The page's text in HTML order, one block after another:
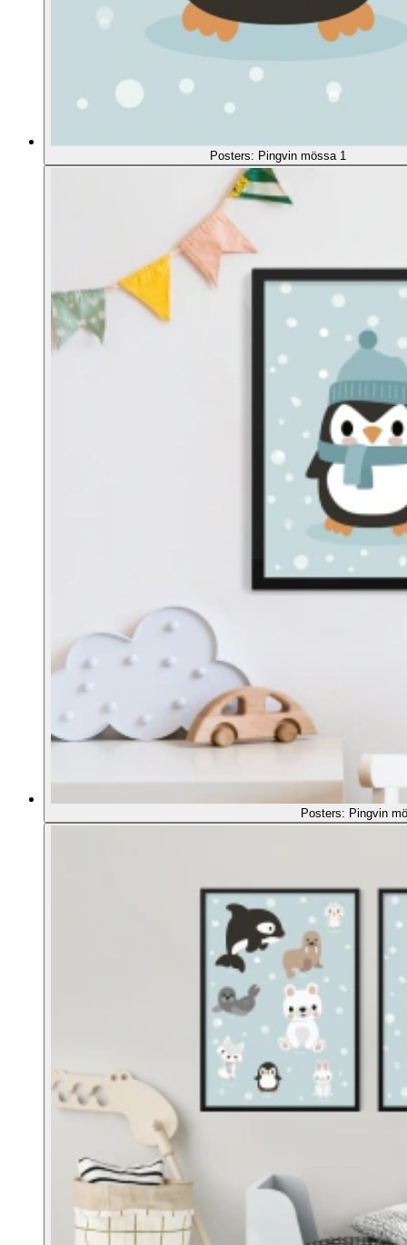
Posters: Pingvin mössa 1
Posters: Pingvin